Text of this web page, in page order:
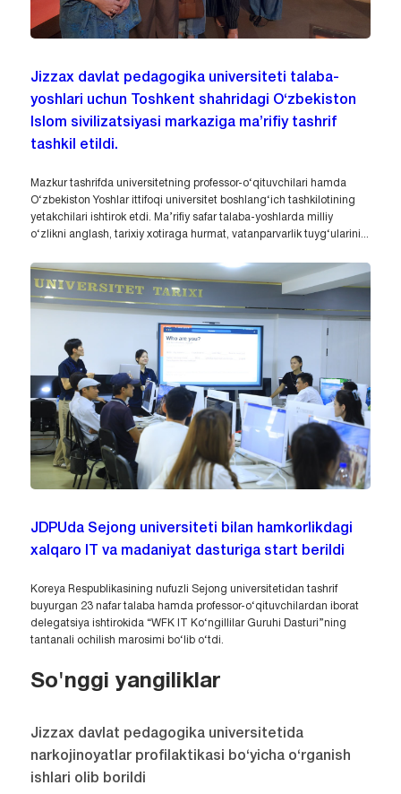
Jizzax davlat pedagogika universiteti talaba-
yoshlari uchun Toshkent shahridagi O‘zbekiston
Islom sivilizatsiyasi markaziga ma’rifiy tashrif
tashkil etildi.
Mazkur tashrifda universitetning professor-o‘qituvchilari hamda
O‘zbekiston Yoshlar ittifoqi universitet boshlang‘ich tashkilotining
yetakchilari ishtirok etdi. Ma’rifiy safar talaba-yoshlarda milliy
o‘zlikni anglash, tarixiy xotiraga hurmat, vatanparvarlik tuyg‘ularini...
JDPUda Sejong universiteti bilan hamkorlikdagi
xalqaro IT va madaniyat dasturiga start berildi
Koreya Respublikasining nufuzli Sejong universitetidan tashrif
buyurgan 23 nafar talaba hamda professor-o‘qituvchilardan iborat
delegatsiya ishtirokida “WFK IT Ko‘ngillilar Guruhi Dasturi”ning
tantanali ochilish marosimi bo‘lib o‘tdi.
So'nggi yangiliklar
Jizzax davlat pedagogika universitetida
narkojinoyatlar profilaktikasi bo‘yicha o‘rganish
ishlari olib borildi